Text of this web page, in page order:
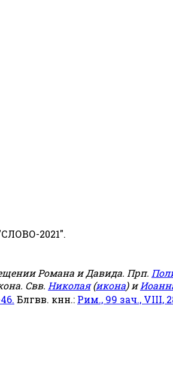
2021".
Романа и Давида. Прп.
Свв. Николая(икона) и
Блгвв. кнн.: Рим., 99 зач., VIII,